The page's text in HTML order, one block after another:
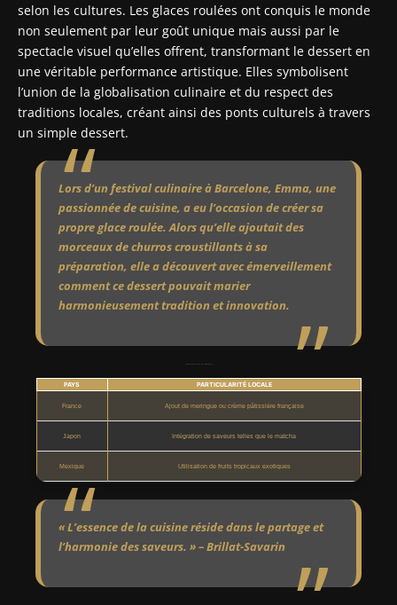
selon les cultures. Les glaces roulées ont conquis le monde
non seulement par leur goût unique mais aussi par le
spectacle visuel qu’elles offrent, transformant le dessert en
une véritable performance artistique. Elles symbolisent
l’union de la globalisation culinaire et du respect des
traditions locales, créant ainsi des ponts culturels à travers
un simple dessert.
Lors d’un festival culinaire à Barcelone, Emma, une
passionnée de cuisine, a eu l’occasion de créer sa
propre glace roulée. Alors qu’elle ajoutait des
morceaux de churros croustillants à sa
préparation, elle a découvert avec émerveillement
comment ce dessert pouvait marier
harmonieusement tradition et innovation.
PAYS PARTICULARITÉ LOCALE
France Ajout de meringue ou crème pâtissière française
Japon Intégration de saveurs telles que le matcha
Mexique Utilisation de fruits tropicaux exotiques
« L’essence de la cuisine réside dans le partage et
l’harmonie des saveurs. » – Brillat-Savarin